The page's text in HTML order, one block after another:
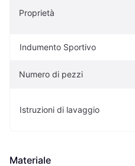
Proprietà
Indumento Sportivo
Numero di pezzi
Istruzioni di lavaggio
Materiale